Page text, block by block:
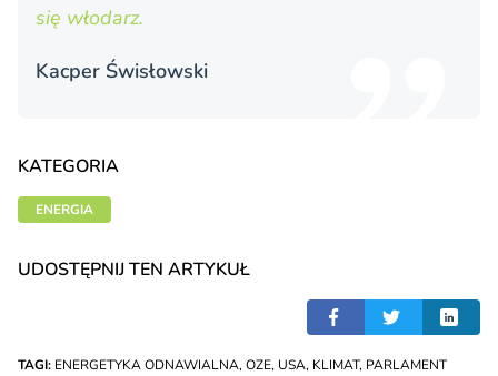
się włodarz.
Kacper Świsło­wski
KATEGORIA
ENERGIA
UDOSTĘPNIJ TEN ARTYKUŁ
TAGI: ENERGETYKA ODNAWIALNA, OZE, USA, KLIMAT, PARLAMENT